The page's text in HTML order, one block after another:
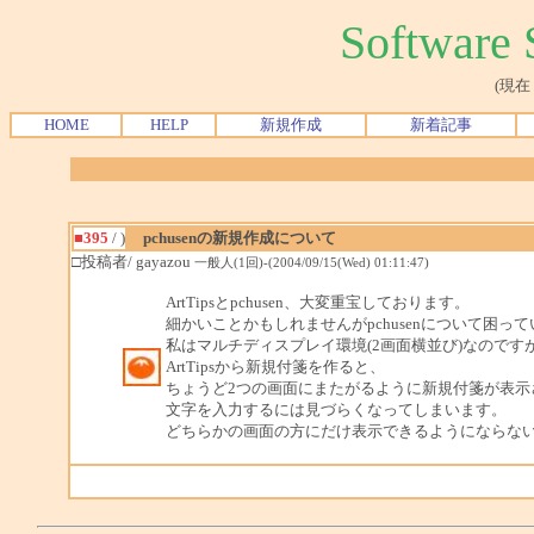
Software
(現在
HOME HELP 新規作成 新着記事
■395 / )
pchusenの新規作成について
□投稿者/ gayazou 一般人(1回)-(2004/09/15(Wed) 01:11:47)
ArtTipsとpchusen、大変重宝しております。
細かいことかもしれませんがpchusenについて困っ
私はマルチディスプレイ環境(2画面横並び)なのです
ArtTipsから新規付箋を作ると、
ちょうど2つの画面にまたがるように新規付箋が表
文字を入力するには見づらくなってしまいます。
どちらかの画面の方にだけ表示できるようにならな